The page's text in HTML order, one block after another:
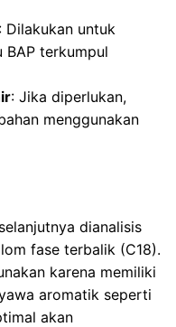
: Dilakukan untuk
BAP terkumpul
: Jika diperlukan,
menggunakan
dianalisis
fase terbalik (C18).
karena memiliki
aromatik seperti
akan